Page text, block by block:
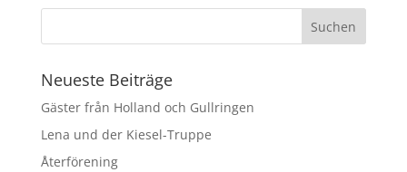
Neueste Beiträge
Gäster från Holland och Gullringen
Lena und der Kiesel-Truppe
Återförening